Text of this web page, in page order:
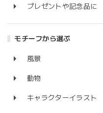
プレゼントや記念品に
モチーフから選ぶ
風景
動物
キャラクターイラスト